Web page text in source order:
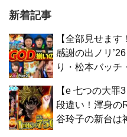
新着記事
【全部見せます
感謝の出ノリ
り・松本バッチ
【e 七つの大
段違い！渾身の
谷玲子の新台は